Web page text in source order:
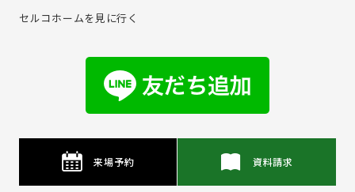
セルコホームを⾒に⾏く
来場予約 資料請求